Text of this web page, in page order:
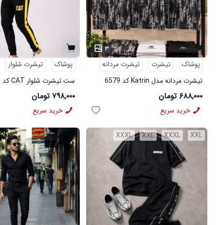
۳
پوشاک
تیشرت
تیشرت مردانه
تیشرت مردانه مدل Katrin کد 6579
۶۸۸,۰۰۰ تومان
خرید سریع
پوشاک
تیشرت شلوار
ست تیشرت شلوار CAT کد 6570
۷۹۸,۰۰۰ تومان
خرید سریع
XXL
XXXL
XXL
XXXL